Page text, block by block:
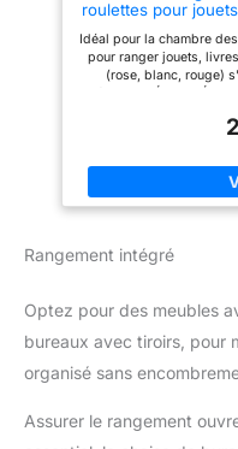
peut être facilement montée par
minutes. Champ d'application :
ce chariot est pratique pour
ranger et transporter des
placer toutes sortes d'objets
manuels, magazines,
dossiers, etc. Convient pour la
maison, le salon, la cuisine, la
garage, le bureau, la
bibliothèque, le café, l'atelier,
roulettes pour
Idéal pour la chambre
pour ranger jouets,
(rose, blanc, rouge)
intérieurs. SÉCURITÉ
poignées pratiques
haute qualité facile à
chiffon humide, ce qui
quotidien. Mobile et
le plastique de qualité
Rangement intégré
Optez pour des meubles
bureaux avec tiroirs, pour
organisé sans
Assurer le rangement